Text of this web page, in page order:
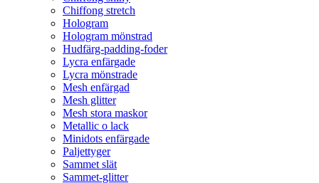
Chiffong stretch
Hologram
Hologram mönstrad
Hudfärg-padding-foder
Lycra enfärgade
Lycra mönstrade
Mesh enfärgad
Mesh glitter
Mesh stora maskor
Metallic o lack
Minidots enfärgade
Paljettyger
Sammet slät
Sammet-glitter